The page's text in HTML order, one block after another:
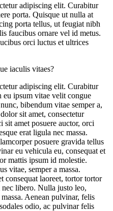
adipiscing elit. Curabitur
porta. Quisque ut nulla at
porta tellus, ut feugiat nibh
faucibus ornare vel id metus.
orci luctus et ultrices
iaculis vitaes?
adipiscing elit. Curabitur
ipsum vitae velit congue
bibendum vitae semper a,
sit amet, consectetur
amet posuere auctor, orci
erat ligula nec massa.
posuere gravida tellus
eu vehicula eu, consequat et
mattis ipsum id molestie.
vitae, semper a massa.
consequat laoreet, tortor tortor
nec libero. Nulla justo leo,
Aenean pulvinar, felis
odio, ac pulvinar felis